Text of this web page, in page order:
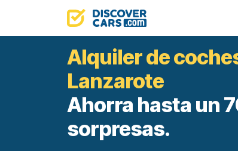
Alquiler de
Lanzarote
Ahorra hasta un
sorpresas.